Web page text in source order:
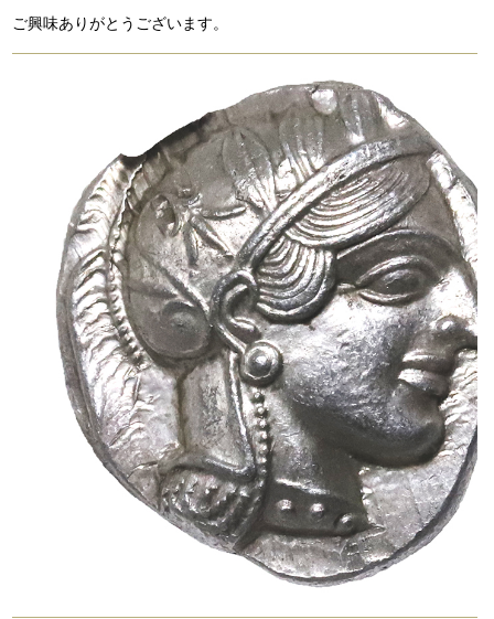
ご興味ありがとうございます。